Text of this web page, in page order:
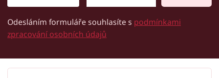
Odesláním formuláře souhlasíte s podmínkami
zpracování osobních údajů